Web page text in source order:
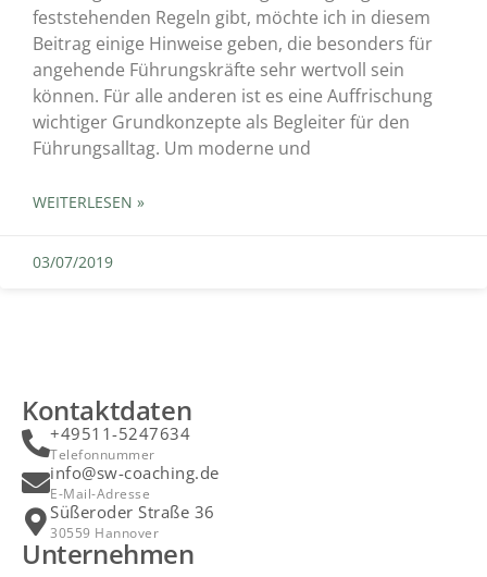
feststehenden Regeln gibt, möchte ich in diesem
Beitrag einige Hinweise geben, die besonders für
angehende Führungskräfte sehr wertvoll sein
können. Für alle anderen ist es eine Auffrischung
wichtiger Grundkonzepte als Begleiter für den
Führungsalltag. Um moderne und
WEITERLESEN »
03/07/2019
Kontaktdaten
+49511-5247634
Telefonnummer
info@sw-coaching.de
E-Mail-Adresse
Süßeroder Straße 36
30559 Hannover
Unternehmen